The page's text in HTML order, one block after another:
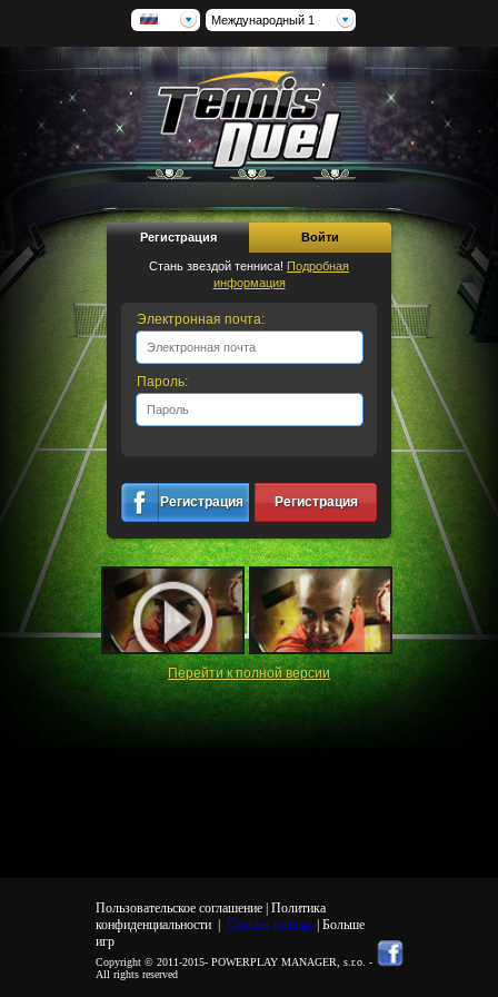
Международный 1
Регистрация Войти
Стань звездой тенниса! Подробная
информация
Электронная почта:
Пароль:
Регистрация Регистрация
Перейти к полной версии
Пользовательское соглашение | Политика
конфиденциальности| Cookies settings
| Больше
игр
Copyright © 2011-2015- POWERPLAY MANAGER, s.r.o. -
All rights reserved